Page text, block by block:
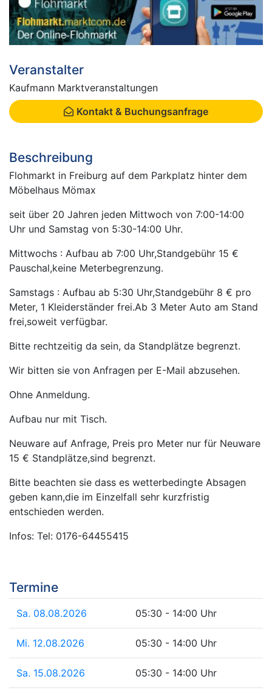
Veranstalter
Kaufmann Marktveranstaltungen
Kontakt & Buchungsanfrage
Beschreibung
Flohmarkt in Freiburg auf dem Parkplatz hinter dem
Möbelhaus Mömax
seit über 20 Jahren jeden Mittwoch von 7:00-14:00
Uhr und Samstag von 5:30-14:00 Uhr.
Mittwochs : Aufbau ab 7:00 Uhr,Standgebühr 15 €
Pauschal,keine Meterbegrenzung.
Samstags : Aufbau ab 5:30 Uhr,Standgebühr 8 € pro
Meter, 1 Kleiderständer frei.Ab 3 Meter Auto am Stand
frei,soweit verfügbar.
Bitte rechtzeitig da sein, da Standplätze begrenzt.
Wir bitten sie von Anfragen per E-Mail abzusehen.
Ohne Anmeldung.
Aufbau nur mit Tisch.
Neuware auf Anfrage, Preis pro Meter nur für Neuware
15 € Standplätze,sind begrenzt.
Bitte beachten sie dass es wetterbedingte Absagen
geben kann,die im Einzelfall sehr kurzfristig
entschieden werden.
Infos: Tel: 0176-64455415
Termine
Sa. 08.08.2026 05:30 - 14:00 Uhr
Mi. 12.08.2026 05:30 - 14:00 Uhr
Sa. 15.08.2026 05:30 - 14:00 Uhr